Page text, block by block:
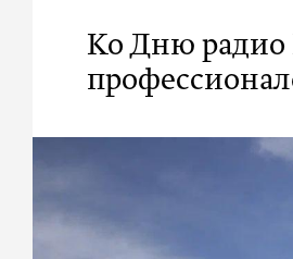
Ко Дню радио